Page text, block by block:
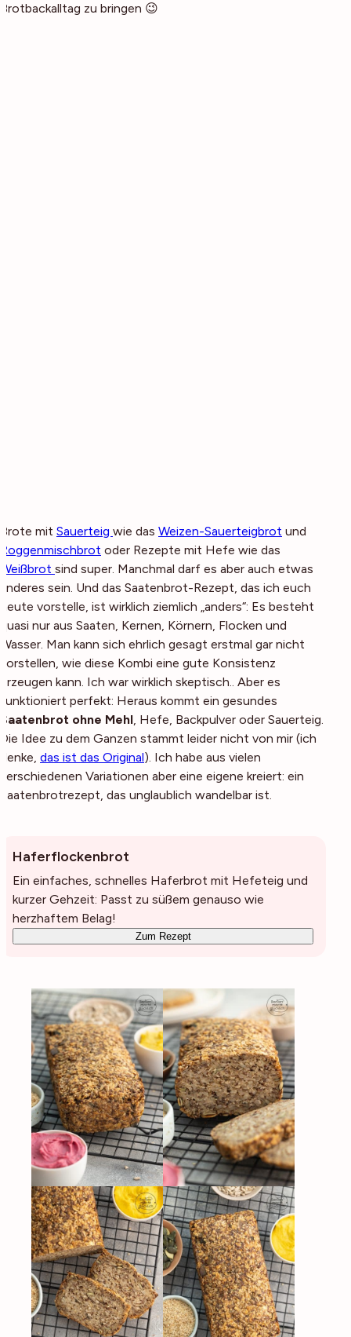
Brotbackalltag zu bringen 😉
Brote mit Sauerteig wie das Weizen-Sauerteigbrot und
Roggenmischbrot oder Rezepte mit Hefe wie das
Weißbrot sind super. Manchmal darf es aber auch etwas
anderes sein. Und das Saatenbrot-Rezept, das ich euch
heute vorstelle, ist wirklich ziemlich „anders“: Es besteht
quasi nur aus Saaten, Kernen, Körnern, Flocken und
Wasser. Man kann sich ehrlich gesagt erstmal gar nicht
vorstellen, wie diese Kombi eine gute Konsistenz
erzeugen kann. Ich war wirklich skeptisch.. Aber es
funktioniert perfekt: Heraus kommt ein gesundes
Saatenbrot ohne Mehl, Hefe, Backpulver oder Sauerteig.
Die Idee zu dem Ganzen stammt leider nicht von mir (ich
denke, das ist das Original). Ich habe aus vielen
verschiedenen Variationen aber eine eigene kreiert: ein
Saatenbrotrezept, das unglaublich wandelbar ist.
Haferflockenbrot
Ein einfaches, schnelles Haferbrot mit Hefeteig und
kurzer Gehzeit: Passt zu süßem genauso wie
herzhaftem Belag!
Zum Rezept